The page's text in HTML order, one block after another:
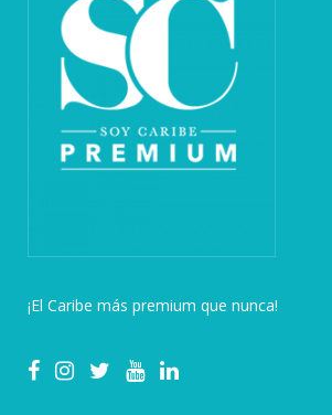
¡El Caribe más premium que nunca!